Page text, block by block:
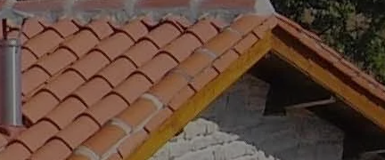
Entreprise de toiture
68
Démoussage
nettoyage de tuile 68